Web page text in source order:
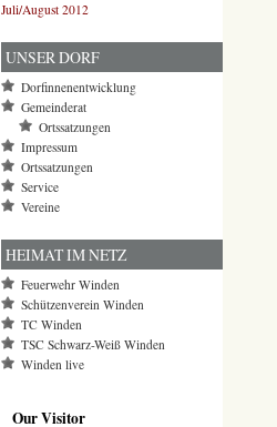
Juli/August 2012
UNSER DORF
Dorfinnenentwicklung
Gemeinderat
Ortssatzungen
Impressum
Ortssatzungen
Service
Vereine
HEIMAT IM NETZ
Feuerwehr Winden
Schützenverein Winden
TC Winden
TSC Schwarz-Weiß Winden
Winden live
Our Visitor